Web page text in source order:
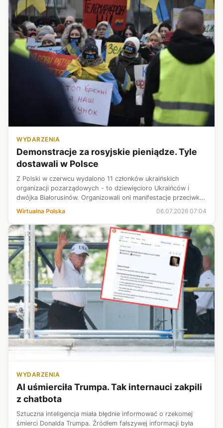
WYDARZENIA
Demonstracje za rosyjskie pieniądze. Tyle
dostawali w Polsce
Z Polski w czerwcu wydalono 11 członków ukraińskich
organizacji pozarządowych - to dziewięcioro Ukraińców i
dwójka Białorusinów. Organizowali oni manifestacje przeciwko
Wirtualna Polska 06.07.2026 07:04
WYDARZENIA
AI uśmierciła Trumpa. Tak internauci zakpili
z chatbota
Sztuczna inteligencja miała błędnie informować o rzekomej
śmierci Donalda Trumpa. Źródłem fałszywej informacji była